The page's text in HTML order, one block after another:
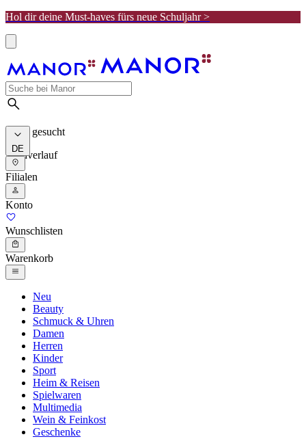
Hol dir deine Must-haves fürs neue Schuljahr >
Meist gesucht
Suchverlauf
DE
Filialen
Konto
Wunschlisten
Warenkorb
Neu
Beauty
Schmuck & Uhren
Damen
Herren
Kinder
Sport
Heim & Reisen
Spielwaren
Multimedia
Wein & Feinkost
Geschenke